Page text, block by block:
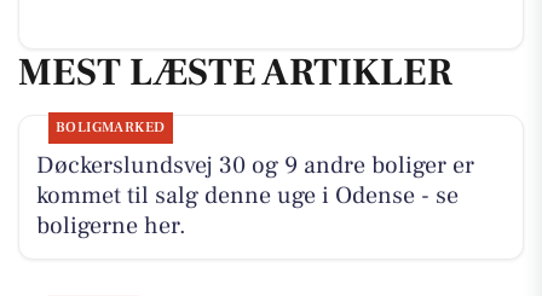
MEST LÆSTE ARTIKLER
BOLIGMARKED
Døckerslundsvej 30 og 9 andre boliger er
kommet til salg denne uge i Odense - se
boligerne her.